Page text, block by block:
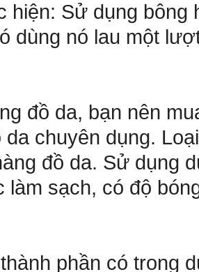
hiện: Sử dụng bông
dùng nó lau một
đồ da, bạn nên
chuyên dụng.
đồ da. Sử dụng
làm sạch, có độ
phần có trong